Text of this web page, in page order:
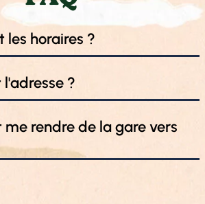
les horaires ?
?
rendre de la gare vers